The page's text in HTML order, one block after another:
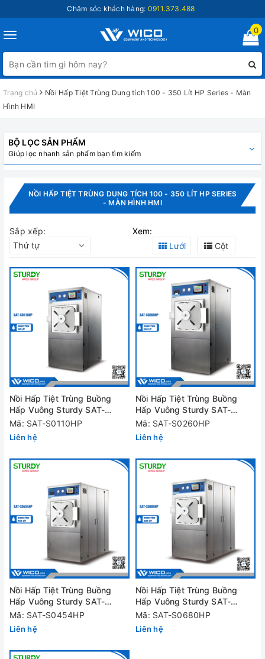
Chăm sóc khách hàng: 0911.373.488
Toggle
navigation
0
Trang chủ
Nồi Hấp Tiệt Trùng Dung tích 100 - 350 Lít HP Series - Màn
Hình HMI
BỘ LỌC SẢN PHẨM
Giúp lọc nhanh sản phẩm bạn tìm kiếm
NỒI HẤP TIỆT TRÙNG DUNG TÍCH 100 - 350 LÍT HP SERIES
- MÀN HÌNH HMI
Sắp xếp:
Thứ tự
Xem:
Lưới
Cột
Nồi Hấp Tiệt Trùng Buồng
Hấp Vuông Sturdy SAT-
S0110HP | 1 cửa
Mã: SAT-S0110HP
Liên hệ
Nồi Hấp Tiệt Trùng Buồng
Hấp Vuông Sturdy SAT-
S0260HP | 1 cửa
Mã: SAT-S0260HP
Liên hệ
Nồi Hấp Tiệt Trùng Buồng
Hấp Vuông Sturdy SAT-
S0454HP | 1 cửa
Mã: SAT-S0454HP
Liên hệ
Nồi Hấp Tiệt Trùng Buồng
Hấp Vuông Sturdy SAT-
S0680HP | 1 cửa
Mã: SAT-S0680HP
Liên hệ